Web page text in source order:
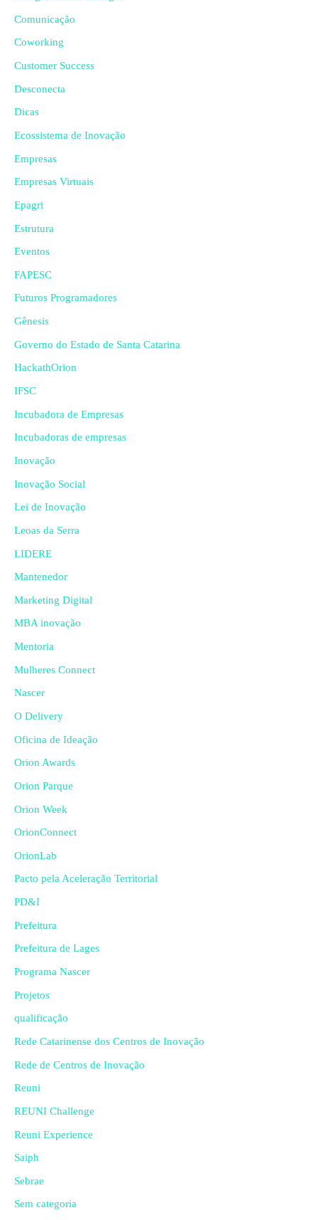
Comunicação
Coworking
Customer Success
Desconecta
Dicas
Ecossistema de Inovação
Empresas
Empresas Virtuais
Epagri
Estrutura
Eventos
FAPESC
Futuros Programadores
Gênesis
Governo do Estado de Santa Catarina
HackathOrion
IFSC
Incubadora de Empresas
Incubadoras de empresas
Inovação
Inovação Social
Lei de Inovação
Leoas da Serra
LIDERE
Mantenedor
Marketing Digital
MBA inovação
Mentoria
Mulheres Connect
Nascer
O Delivery
Oficina de Ideação
Orion Awards
Orion Parque
Orion Week
OrionConnect
OrionLab
Pacto pela Aceleração Territorial
PD&I
Prefeitura
Prefeitura de Lages
Programa Nascer
Projetos
qualificação
Rede Catarinense dos Centros de Inovação
Rede de Centros de Inovação
Reuni
REUNI Challenge
Reuni Experience
Saiph
Sebrae
Sem categoria